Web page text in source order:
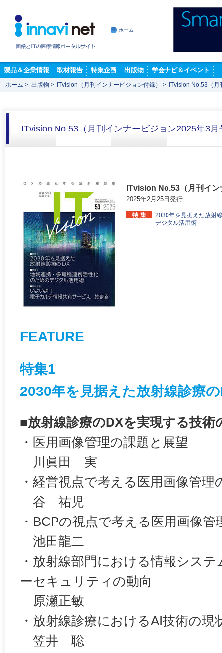
ホーム
製品＆企業情報 取材報告 特集企画 出版物 学会ナビ＆イベント
ホーム > 出版物 > ITvision（月刊インナービジョン付録） > ITvision No.53（
ITvision No.53（月刊インナービジョン2025年3月
ITvision No.53（月刊イ
2025年2月25日発行
2030年を見据えた放射
デジタル活用術
FEATURE
特集1
2030年を見据えた放射線診療
■放射線診療のDXを実現する技術
・医用画像管理の課題と展望
川眞田 実
・経営視点で考える医用画像管理
谷 祐児
・BCPの視点で考える医用画像管
池田龍二
・放射線部門における情報シス
ーセキュリティの動向
原瀬正敏
・放射線診療におけるAI技術の現
笠井 聡